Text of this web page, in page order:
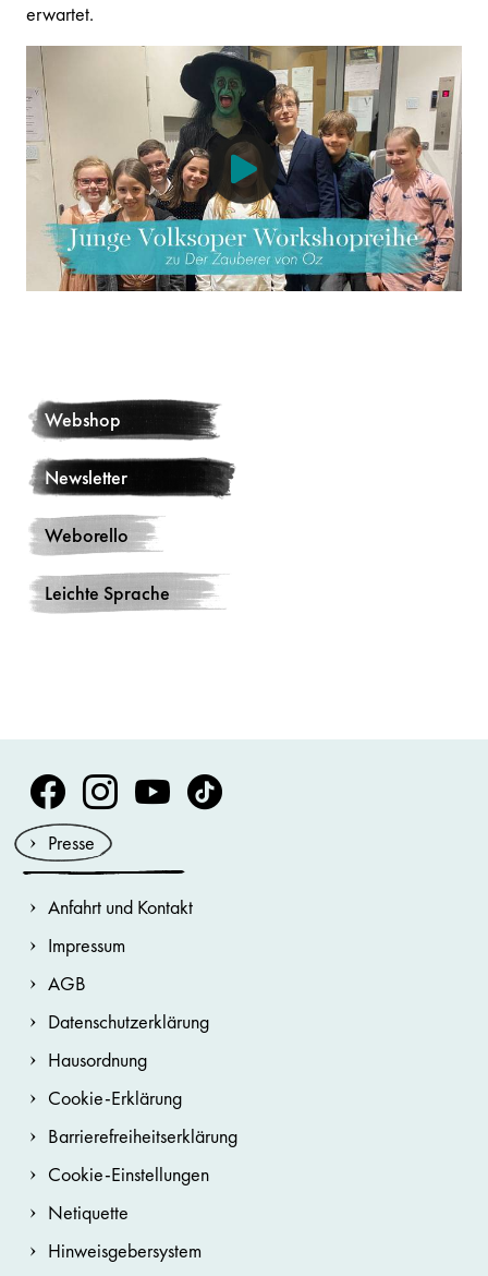
Webshop
Newsletter
Weborello
Leichte Sprache
erwartet.
Volksoper Facebook
Volksoper Instagram
Volksoper Youtube
Volksoper TikTok
Presse
Anfahrt und Kontakt
Impressum
AGB
Datenschutzerklärung
Hausordnung
Cookie-Erklärung
Barrierefreiheitserklärung
Cookie-Einstellungen
Netiquette
Hinweisgebersystem